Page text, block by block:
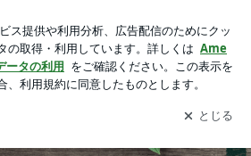
て ブログの更新通知
を受け取りまし
開く